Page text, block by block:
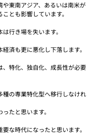
や東南アジア、あるいは南米が
とも影響しています。
行き場を失います。
済も更に悪化し下落します。
、特化、独自化、成長性が必要
種の専業特化型へ移行しなけれ
たと思います。
な時代になったと思います。